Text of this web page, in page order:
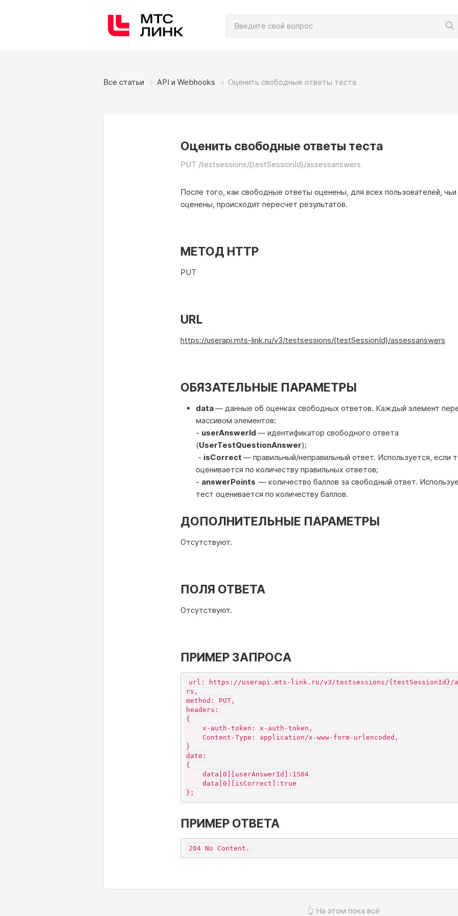
Все статьи API и Webhooks Оценить свободные ответы теста
Оценить свободные ответы теста
PUT /testsessions/{testSessionId}/assessanswers
После того, как свободные ответы оценены, для всех пользователей,
оценены, происходит пересчет результатов.
МЕТОД HTTP
PUT
URL
https://userapi.mts-link.ru/v3/testsessions/{testSessionId}/assessanswers
ОБЯЗАТЕЛЬНЫЕ ПАРАМЕТРЫ
data— данные об оценках свободных ответов. Каждый элемент
массивом элементов:
- userAnswerId — идентификатор свободного ответа
(UserTestQuestionAnswer);
- isCorrect — правильный/неправильный ответ. Используется, если
оценивается по количеству правильных ответов;
- answerPoints — количество баллов за свободный ответ.
тест оценивается по количеству баллов.
ДОПОЛНИТЕЛЬНЫЕ ПАРАМЕТРЫ
Отсутствуют.
ПОЛЯ ОТВЕТА
Отсутствуют.
ПРИМЕР ЗАПРОСА
url: https://userapi.mts-link.ru/v3/testsessions/{testSessionId}/
rs,
method: PUT,
headers:
{
x-auth-token: x-auth-token,
Content-Type: application/x-www-form-urlencoded,
}
date:
{
data[0][userAnswerId]:1504
data[0][isCorrect]:true
};
ПРИМЕР ОТВЕТА
204 No Content.
👆 На этом пока всё